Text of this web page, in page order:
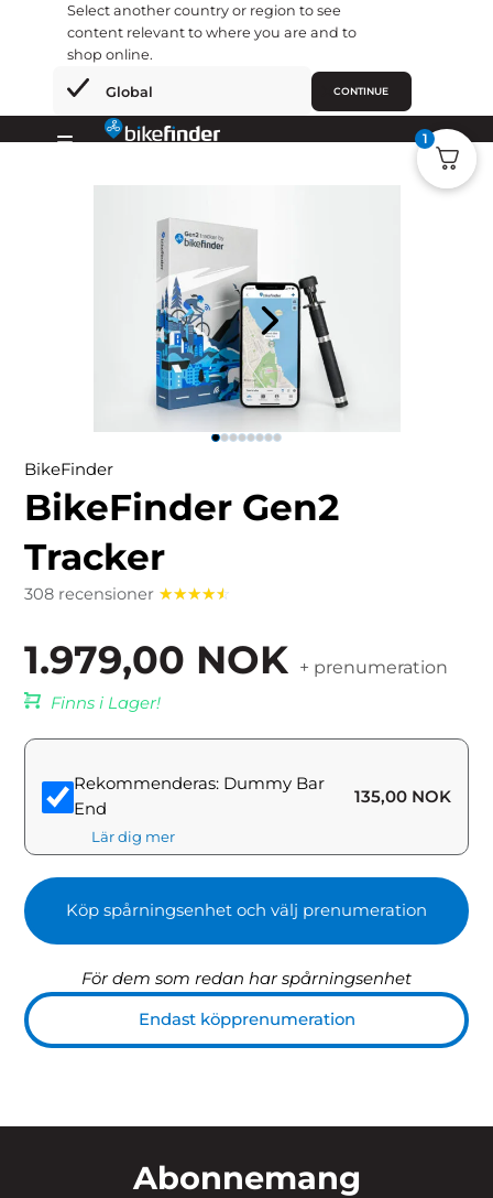
Select another country or region to see
content relevant to where you are and to
shop online.
Global CONTINUE
×
Previous
Next
Go to slide 1
Go to slide 2
Go to slide 3
Go to slide 4
Go to slide 5
Go to slide 6
Go to slide 7
Go to slide 8
BikeFinder
BikeFinder Gen2
Tracker
308 recensioner ☆☆☆☆☆
1.979,00 NOK + prenumeration
Finns i Lager!
Rekommenderas: Dummy Bar
End
Lär dig mer
135,00 NOK
Köp spårningsenhet och välj prenumeration
För dem som redan har spårningsenhet
Endast köpprenumeration
Abonnemang
1